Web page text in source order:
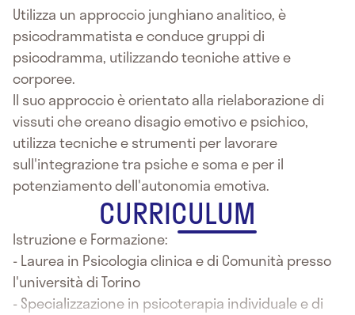
Utilizza un approccio junghiano analitico, è
psicodrammatista e conduce gruppi di
psicodramma, utilizzando tecniche attive e
corporee.
Il suo approccio è orientato alla rielaborazione di
vissuti che creano disagio emotivo e psichico,
utilizza tecniche e strumenti per lavorare
sull'integrazione tra psiche e soma e per il
potenziamento dell'autonomia emotiva.
CURRICULUM
Istruzione e Formazione:
- Laurea in Psicologia clinica e di Comunità presso
l'università di Torino
- Specializzazione in psicoterapia individuale e di